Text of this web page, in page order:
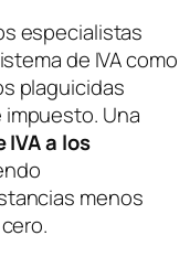
especialistas
de IVA como
plaguicidas
Una
IVA a los
menos